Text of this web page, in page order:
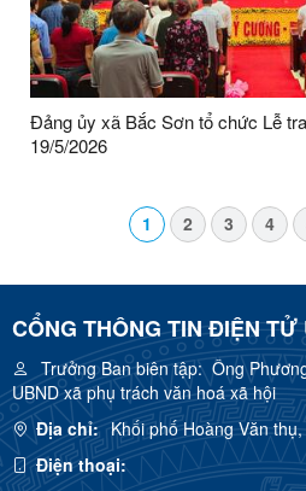
Đảng ủy xã Bắc Sơn tổ chức Lễ
19/5/2026
1 2 3 4
CỔNG THÔNG TIN ĐIỆN
Trưởng Ban biên tập:Ông
UBND xã phụ trách văn hoá xã hội
Địa chỉ: Khối phố Hoàng Văn
Điện thoại: